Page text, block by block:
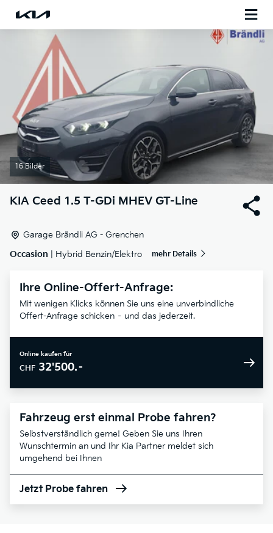
16 Bilder
KIA Ceed 1.5 T-GDi MHEV GT-Line
Garage Brändli AG - Grenchen
Occasion | Hybrid Benzin/Elektro mehr Details
Ihre Online-Offert-Anfrage:
Mit wenigen Klicks können Sie uns eine unverbindliche
Offert-Anfrage schicken – und das jederzeit.
Online kaufen für
CHF 32'500.–
Fahrzeug erst einmal Probe fahren?
Selbstverständlich gerne! Geben Sie uns Ihren
Wunschtermin an und Ihr Kia Partner meldet sich
umgehend bei Ihnen
Jetzt Probe fahren